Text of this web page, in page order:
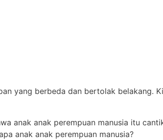
yang berbeda dan bertolak belakang.
anak anak perempuan manusia itu
anak anak perempuan manusia?